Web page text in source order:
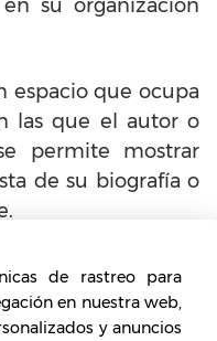
su organización
espacio que ocupa
las que el autor o
permite mostrar
de su biografía o
el autor puede
personales
previo a
de rastreo para
en nuestra web,
y anuncios